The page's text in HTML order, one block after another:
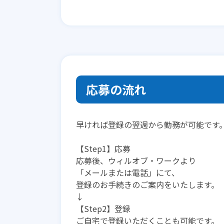
応募の流れ
早ければ登録の翌週から勤務が可能です
【Step1】応募
応募後、ウィルオブ・ワークより
「メールまたは電話」にて、
登録のお手続きのご案内をいたします。
↓
【Step2】登録
ご自宅で登録いただくことも可能です。